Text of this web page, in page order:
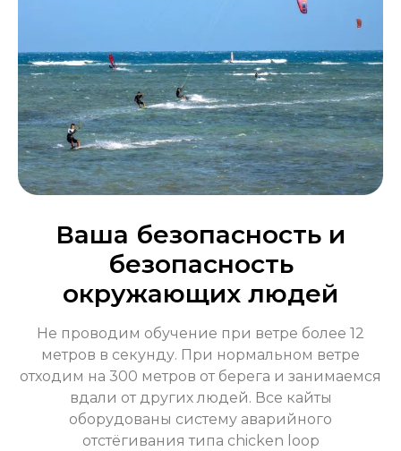
Ваша безопасность и
безопасность
окружающих людей
Не проводим обучение при ветре более 12
метров в секунду. При нормальном ветре
отходим на 300 метров от берега и занимаемся
вдали от других людей. Все кайты
оборудованы систему аварийного
отстёгивания типа chicken loop